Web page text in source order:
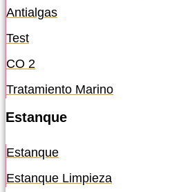
Antialgas
Test
CO 2
Tratamiento Marino
Estanque
Estanque
Estanque Limpieza